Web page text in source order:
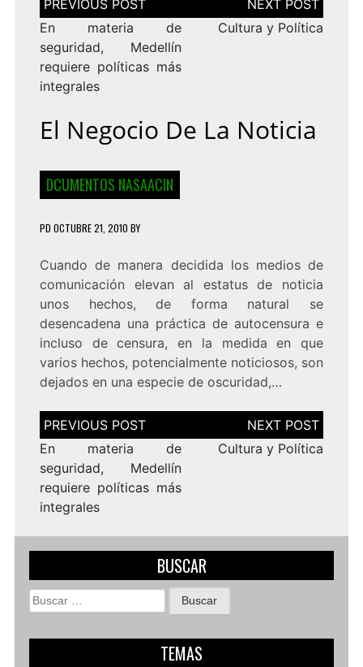
de
entradas
En materia de
seguridad, Medellín
requiere políticas más
integrales
Cultura y Política
El Negocio De La Noticia
DCUMENTOS NASAACIN
PD OCTUBRE 21, 2010 BY
Cuando de manera decidida los medios de
comunicación elevan al estatus de noticia
unos hechos, de forma natural se
desencadena una práctica de autocensura e
incluso de censura, en la medida en que
varios hechos, potencialmente noticiosos, son
dejados en una especie de oscuridad,…
Navegación
de
entradas
En materia de
seguridad, Medellín
requiere políticas más
integrales
Cultura y Política
BUSCAR
Buscar:
TEMAS